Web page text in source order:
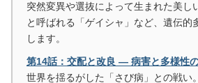
突然変異や選抜によって生まれた美し
と呼ばれる「ゲイシャ」など、遺伝的
します。
第14話：交配と改良 ― 病害と多様性
世界を揺るがした「さび病」との戦い